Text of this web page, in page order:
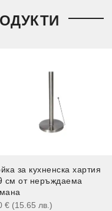
за кухненска хартия
см от неръждаема
€ (15.65 лв. )